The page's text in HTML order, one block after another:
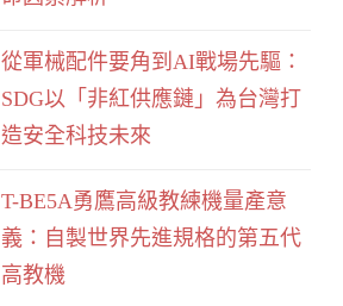
從軍械配件要角到AI戰場先驅：
SDG以「非紅供應鏈」為台灣打
造安全科技未來
T-BE5A勇鷹高級教練機量產意
義：自製世界先進規格的第五代
高教機